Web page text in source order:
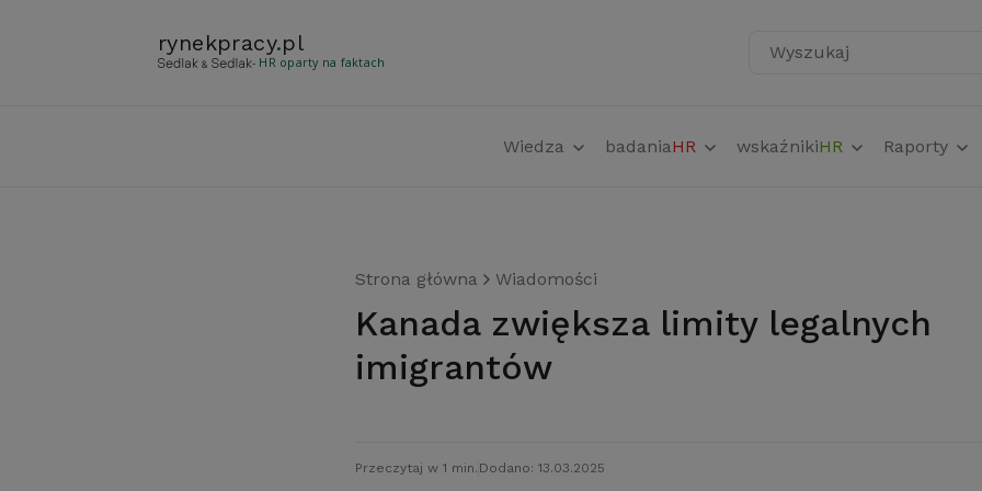
rynekpracy.pl
- HR oparty na faktach Wyszukaj
Wiedza badaniaHR wskaźnikiHR Raporty
Strona główna Wiadomości
Kanada zwiększa limity legalnych
imigrantów
Przeczytaj w 1 min. Dodano: 13.03.2025